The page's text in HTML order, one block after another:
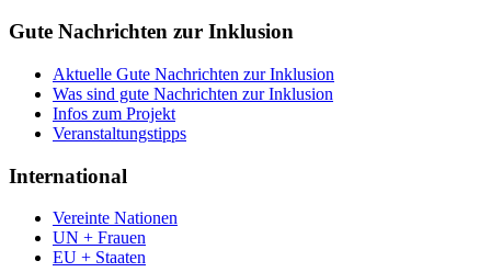
Gute Nachrichten zur Inklusion
Aktuelle Gute Nachrichten zur Inklusion
Was sind gute Nachrichten zur Inklusion
Infos zum Projekt
Veranstaltungstipps
International
Vereinte Nationen
UN + Frauen
EU + Staaten